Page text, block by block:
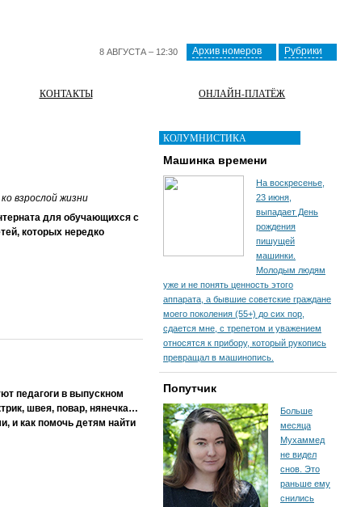
8 АВГУСТА – 12:30 Архив номеров Рубрики
КОНТАКТЫ ОНЛАЙН-ПЛАТЁЖ
взрослой жизни
для обучающихся с
которых нередко
педагоги в выпускном
швея, повар, нянечка…
и как помочь детям найти
КОЛУМНИСТИКА
Машинка времени
На воскресенье,
23 июня,
выпадает День
рождения
пишущей
машинки.
Молодым людям
уже и не понять ценность этого
аппарата, а бывшие советские граждане
моего поколения (55+) до сих пор,
сдается мне, с трепетом и уважением
относятся к прибору, который рукопись
превращал в машинопись.
Попутчик
Больше
месяца
Мухаммед
не видел
снов. Это
раньше ему
снились